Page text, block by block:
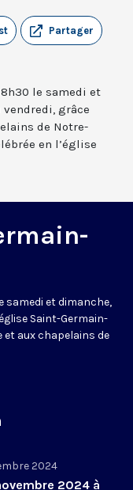
Partager
le samedi et
vendredi, grâce
de Notre-
en l’église
samedi et dimanche,
Saint-Germain-
aux chapelains de
2024
2024 à